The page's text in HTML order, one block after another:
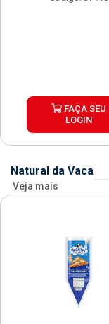
FAÇA SEU
LOGIN
Natural da Vaca
Veja mais